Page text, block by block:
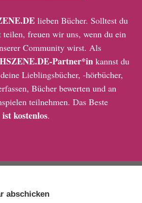
lieben Bücher. Solltest du
teilen, freuen wir uns, wenn du ein
Community wirst. Als
Partner*in kannst du
Lieblingsbücher, -hörbücher,
Bücher bewerten und an
teilnehmen. Das Beste
kostenlos.
abschicken